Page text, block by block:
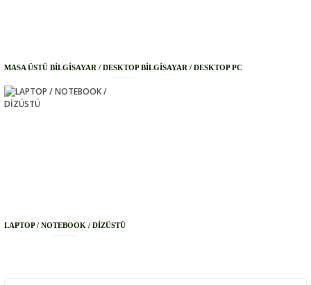
MASA ÜSTÜ BİLGİSAYAR / DESKTOP BİLGİSAYAR / DESKTOP PC
LAPTOP / NOTEBOOK / DİZÜSTÜ